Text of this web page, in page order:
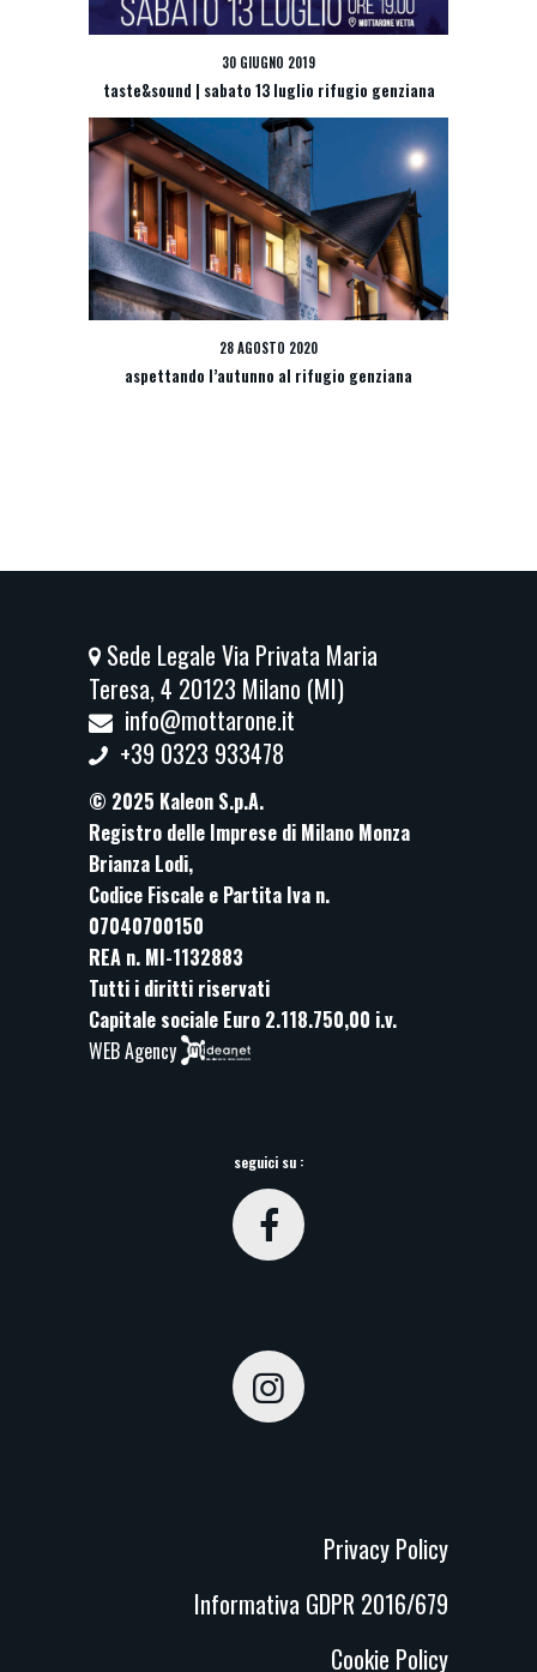
30 GIUGNO 2019
taste&sound | sabato 13 luglio rifugio genziana
28 AGOSTO 2020
aspettando l’autunno al rifugio genziana
Sede Legale Via Privata Maria
Teresa, 4 20123 Milano (MI)
info@mottarone.it
+39 0323 933478
© 2025 Kaleon S.p.A.
Registro delle Imprese di Milano Monza
Brianza Lodi,
Codice Fiscale e Partita Iva n.
07040700150
REA n. MI-1132883
Tutti i diritti riservati
Capitale sociale Euro 2.118.750,00 i.v.
WEB Agency
seguici su :
Privacy Policy
Informativa GDPR 2016/679
Cookie Policy